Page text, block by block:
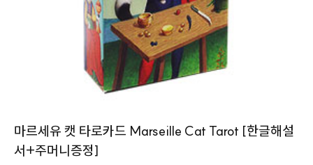
마르세유 캣 타로카드 Marseille Cat Tarot [한글해설
서+주머니증정]